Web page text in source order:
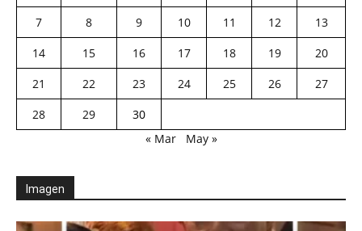
7
8 9 10 11 12
13
14
15 16 17 18 19
20
21
22 23 24 25 26
27
28
29
30
« Mar
May »
Imagen